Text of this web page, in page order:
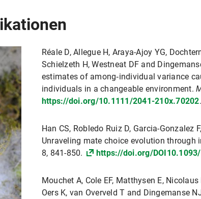
Réale D, Allegue H, Araya-Ajoy YG,
Schielzeth H, Westneat DF and
estimates of among‐individual variance
individuals in a changeable environment.
https://doi.org/10.1111/2041-210x.70202.
Han CS, Robledo Ruiz D, Garcia-Gonzalez
Unraveling mate choice evolution through
8, 841-850.
https://doi.org/
Mouchet A, Cole EF, Matthysen E,
Oers K, van Overveld T and Dingemanse